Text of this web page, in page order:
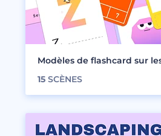
Modèles de flashcard sur
15 SCÈNES